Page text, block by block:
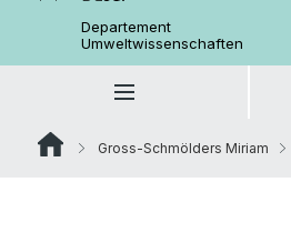
Departement
Umweltwissenschaften
Gross-Schmölders Miriam